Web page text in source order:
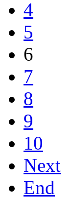
4
5
6
7
8
9
10
Next
End